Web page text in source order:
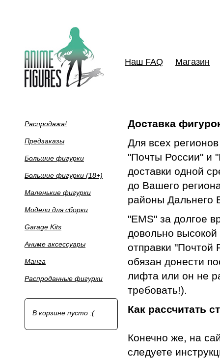
Наш FAQ Магазин
Распродажа!
Предзаказы
Большие фигурки
Большие фигурки (18+)
Маленькие фигурки
Модели для сборки
Garage Kits
Аниме аксессуары
Манга
Распроданные фигурки
В корзине пусто :(
Доставка
Для всех
"Почты России" и
доставки одной
до Вашего
районы Дальнего
"EMS" за долгое
довольно
отправки "Почтой
обязан донести
лифта или он не
требовать!).
Как рассчитать
Конечно же, на
следуете